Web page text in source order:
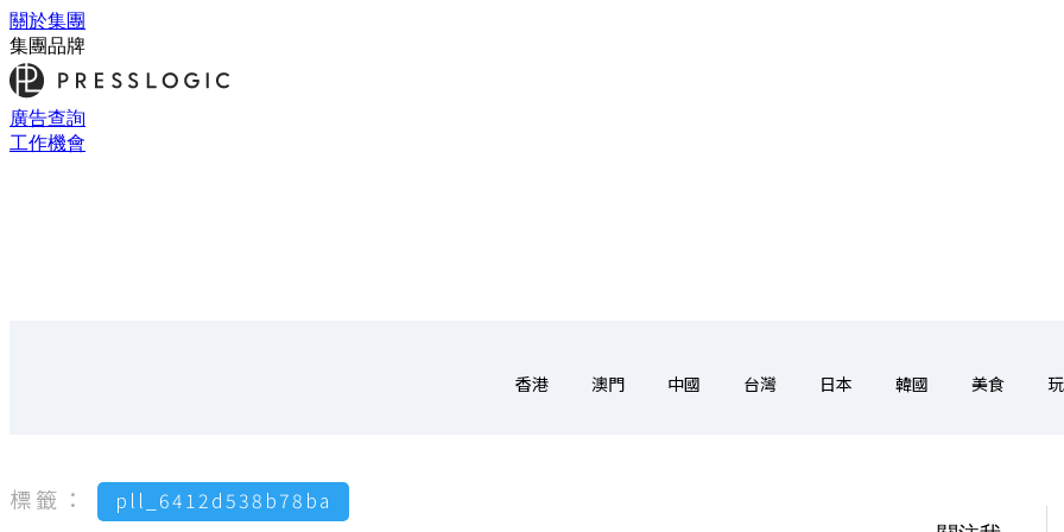
關於集團
集團品牌
廣告查詢
工作機會
香港 澳門 中國 台灣 日本 韓國 美食
標籤： pll_6412d538b78ba